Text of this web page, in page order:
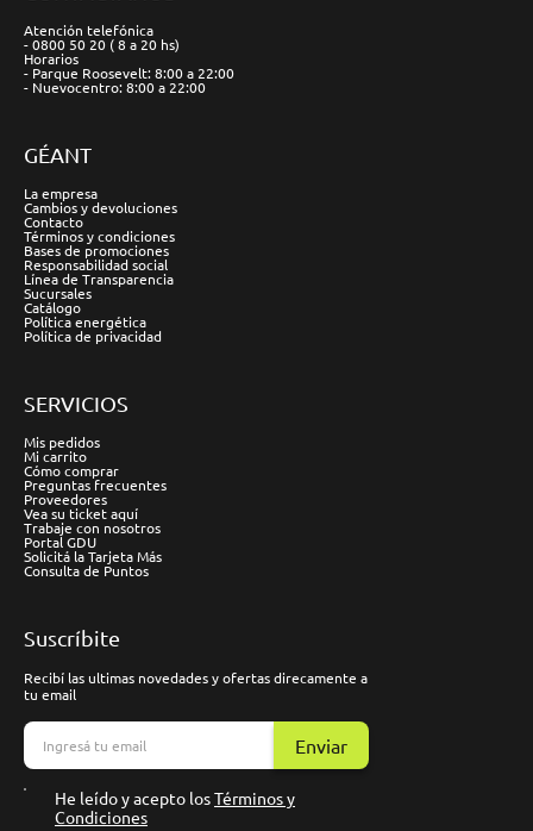
Atención telefónica
- 0800 50 20 ( 8 a 20 hs)
Horarios
- Parque Roosevelt: 8:00 a 22:00
- Nuevocentro: 8:00 a 22:00
GÉANT
La empresa
Cambios y devoluciones
Contacto
Términos y condiciones
Bases de promociones
Responsabilidad social
Línea de Transparencia
Sucursales
Catálogo
Política energética
Política de privacidad
SERVICIOS
Mis pedidos
Mi carrito
Cómo comprar
Preguntas frecuentes
Proveedores
Vea su ticket aquí
Trabaje con nosotros
Portal GDU
Solicitá la Tarjeta Más
Consulta de Puntos
Suscríbite
Recibí las ultimas novedades y ofertas direcamente a
tu email
Enviar
He leído y acepto losTérminos y
Condiciones